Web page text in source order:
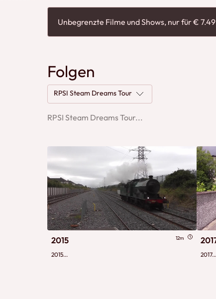
Unbegrenzte Filme und Shows, nur für € 7.49
Folgen
RPSI Steam Dreams Tour
RPSI Steam Dreams Tour...
2015 12m
2015... 2017...